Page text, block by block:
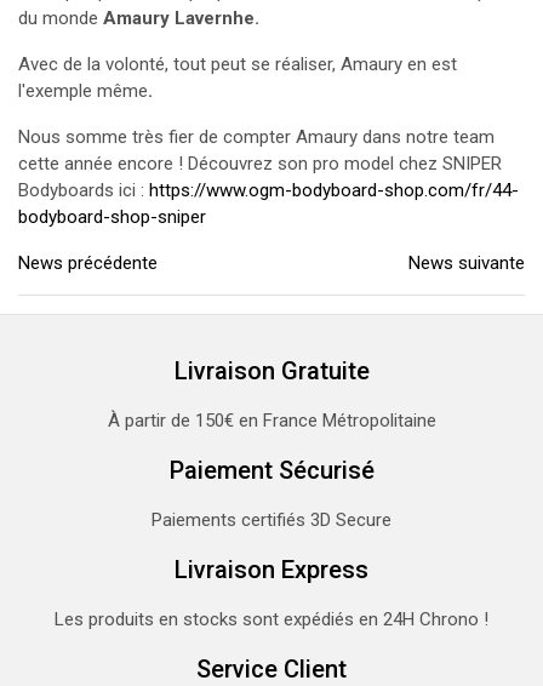
du monde Amaury Lavernhe.
Avec de la volonté, tout peut se réaliser, Amaury en est
l'exemple même.
Nous somme très fier de compter Amaury dans notre team
cette année encore ! Découvrez son pro model chez SNIPER
Bodyboards ici : https://www.ogm-bodyboard-shop.com/fr/44-
bodyboard-shop-sniper
News précédente News suivante
Livraison Gratuite
À partir de 150€ en France Métropolitaine
Paiement Sécurisé
Paiements certifiés 3D Secure
Livraison Express
Les produits en stocks sont expédiés en 24H Chrono !
Service Client